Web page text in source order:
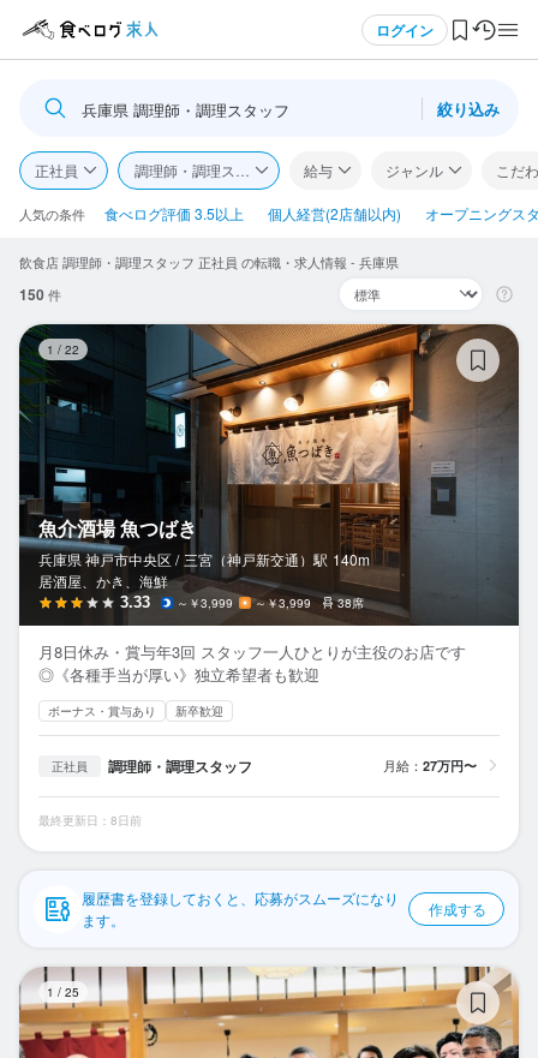
ログイン
ログイン・無料会員登録
食べログ求人TOP
求人検索
閲覧履歴
気になる求人
検索履歴・保存した条件
応募履歴
WEB履歴書
スカウト・メルマガ受信設定
ヘルプ・お問い合わせフォーム
掲載をご検討の店舗様へ
食べログ求人PRESS
プライバシーポリシー
利用規約
兵庫県 調理師・調理スタッフ 絞り込み
正社員 調理師・調理スタッフ 給与 ジャンル こだ
人気の条件 食べログ評価 3.5以上 個人経営(2店舗以内) オープニングス
飲食店 調理師・調理スタッフ 正社員 の転職・求人情報 - 兵庫県
150件
1 / 22
魚介酒場 魚つばき
兵庫県 神戸市中央区 / 三宮（神戸新交通） 駅 140m
居酒屋、かき、海鮮
3.33 ～￥3,999 ～￥3,999 38席
月8日休み・賞与年3回 スタッフ一人ひとりが主役のお店です
◎《各種手当が厚い》独立希望者も歓迎
ボーナス・賞与あり 新卒歓迎
正社員 調理師・調理スタッフ 月給： 27万円〜
最終更新日：8日前
履歴書を登録しておくと、応募がスムーズになり
ます。
作成する
1 / 25